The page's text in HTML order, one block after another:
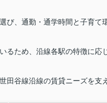
び、通勤・通学時間と子育て
るため、沿線各駅の特徴に応
谷線沿線の賃貸ニーズを支